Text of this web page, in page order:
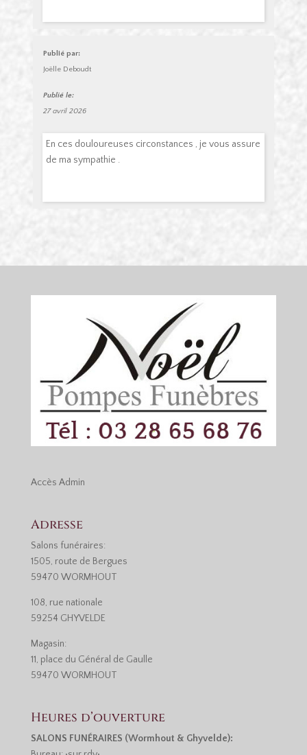
Publié par:
Joëlle Deboudt
Publié le:
27 avril 2026
En ces douloureuses circonstances , je vous assure
de ma sympathie .
Accès Admin
Adresse
Salons funéraires:
1505, route de Bergues
59470 WORMHOUT
108, rue nationale
59254 GHYVELDE
Magasin:
11, place du Général de Gaulle
59470 WORMHOUT
Heures d’ouverture
SALONS FUNÉRAIRES (Wormhout & Ghyvelde):